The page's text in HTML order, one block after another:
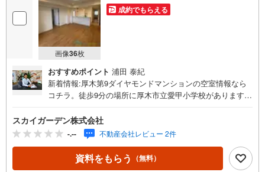
▼ まずは話を聞いてみたい方も歓迎 ▼
・資金計画や住宅ローンのご相談のみでもお気軽に♪
▼ しつこい営業はいたしません ▼
・気になること、まずはメールでのお問い合わせでも結構です。
画像36枚
成約でもらえる
おすすめポイント 浦田 泰紀
新着情報:厚木第9ダイヤモンドマンションの空室情報なら
コチラ。徒歩9分の場所に厚木市立愛甲小学校があります。
出をいただければ、ペットの飼育が可能かどうかご相談い
ただけます。不動産の購入をご検討されているなら、厚木
市ではいかがでしょうか。新生活を快適にスタートできる
よう、当社スタッフがしっかりとサポートいたします。こ
の度は、数ある不動産会社の中からスカイガーデン株式会
スカイガーデン株式会社
-.-- 不動産会社レビュー 2件
資料をもらう （無料）